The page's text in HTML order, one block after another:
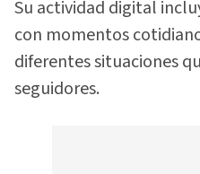
Su actividad digital
con momentos
diferentes situaciones
seguidores.